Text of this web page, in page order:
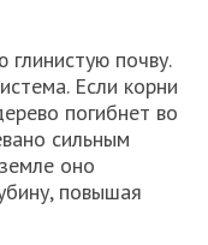
почву.
Если корни
погибнет во
сильным
оно
повышая